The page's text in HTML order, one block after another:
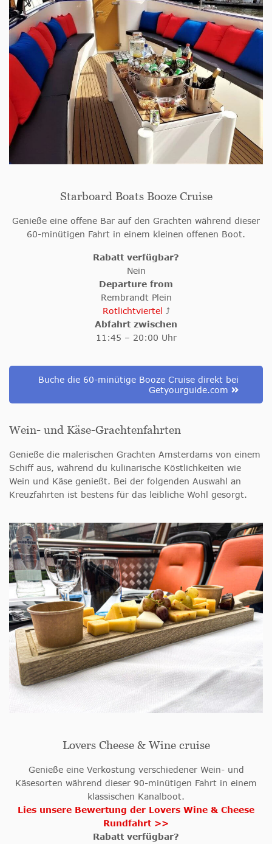
Starboard Boats Booze Cruise
Genieße eine offene Bar auf den Grachten während dieser
60-minütigen Fahrt in einem kleinen offenen Boot.
Rabatt verfügbar?
Nein
Departure from
Rembrandt Plein
Rotlichtviertel ⤴
Abfahrt zwischen
11:45 – 20:00 Uhr
Buche die 60-minütige Booze Cruise direkt bei
Getyourguide.com
Wein- und Käse-Grachtenfahrten
Genieße die malerischen Grachten Amsterdams von einem
Schiff aus, während du kulinarische Köstlichkeiten wie
Wein und Käse genießt. Bei der folgenden Auswahl an
Kreuzfahrten ist bestens für das leibliche Wohl gesorgt.
Lovers Cheese & Wine cruise
Genieße eine Verkostung verschiedener Wein- und
Käsesorten während dieser 90-minütigen Fahrt in einem
klassischen Kanalboot.
Lies unsere Bewertung der Lovers Wine & Cheese
Rundfahrt >>
Rabatt verfügbar?